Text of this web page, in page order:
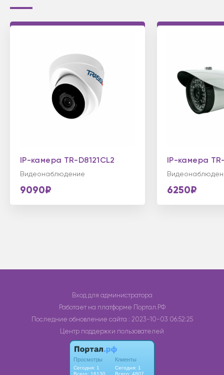
IP-камера TR-D8121CL2
Видеонаблюдение
9090₽
IP-камера
6250₽
Вход для администратора
Работает на платформе Портал.РФ
Последние обновление сайта : 2023-10-03 06:52:25
Центр поддержки пользователей